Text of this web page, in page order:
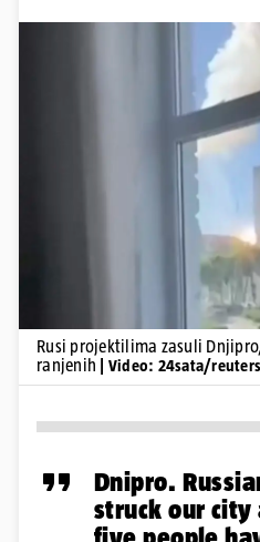
Pokretanje
Rusi projektilima zasuli
ranjenih
| Video: 24sata/reuters
Dnipro.
struck our city